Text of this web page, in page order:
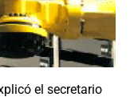
el secretario